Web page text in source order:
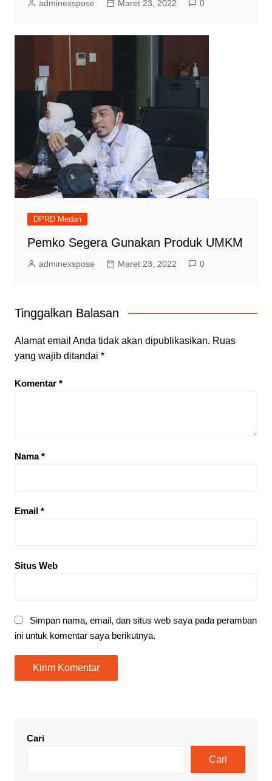
adminexspose Maret 23, 2022 0
DPRD Medan
Pemko Segera Gunakan Produk UMKM
adminexspose Maret 23, 2022 0
Tinggalkan Balasan
Alamat email Anda tidak akan dipublikasikan. Ruas
yang wajib ditandai *
Komentar *
Nama*
Email *
Situs Web
Simpan nama, email, dan situs web saya pada peramban
ini untuk komentar saya berikutnya.
Cari
Cari